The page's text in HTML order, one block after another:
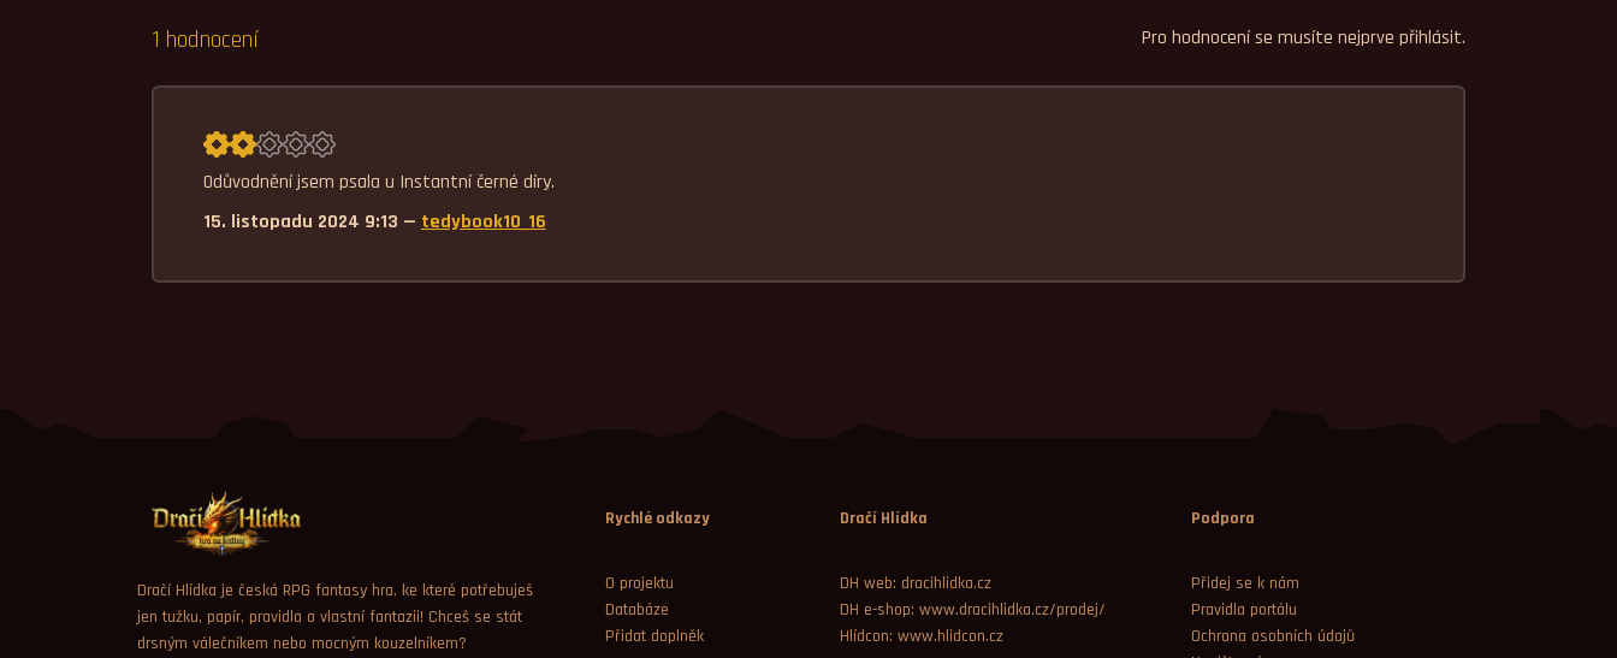
Pro hodnocení se musíte nejprve přihlásit.
1 hodnocení
Průměrné hodnocení 2,0.
Odůvodnění jsem psala u Instantní černé díry.
15. listopadu 2024 9:13 — tedybook10_16
Dračí Hlídka je česká RPG fantasy hra, ke které potřebuješ
jen tužku, papír, pravidla a vlastní fantazii! Chceš se stát
drsným válečníkem nebo mocným kouzelníkem?
Rychlé odkazy
O projektu
Databáze
Přidat doplněk
Dračí Hlídka
DH web: dracihlidka.cz
DH e-shop: www.dracihlidka.cz/prodej/
Hlídcon: www.hlidcon.cz
Podpora
Přidej se k nám
Pravidla portálu
Ochrana osobních údajů